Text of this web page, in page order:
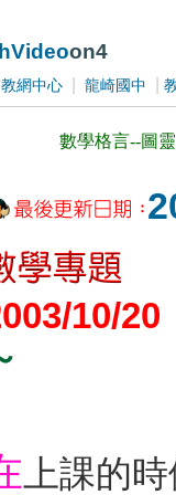
on4
教網中心 龍崎國中
數學格言--圖
10/20
數
上課的